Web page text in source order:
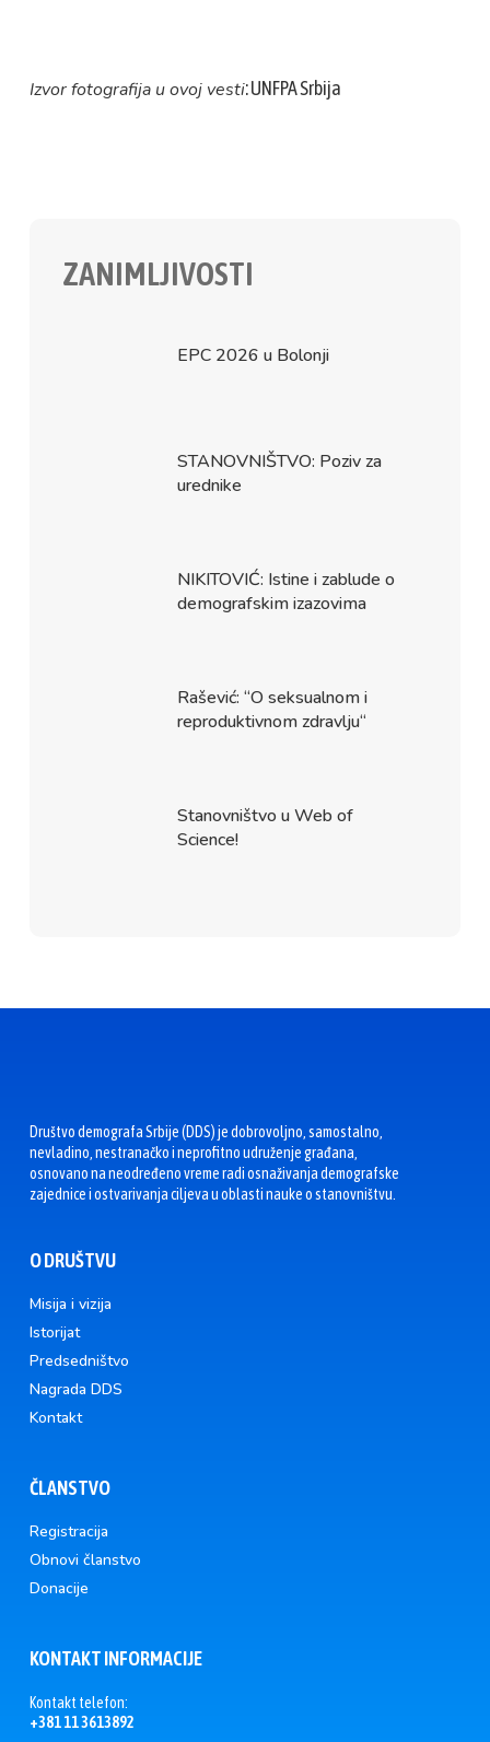
Izvor fotografija u ovoj vesti: UNFPA Srbija
ZANIMLJIVOSTI
EPC 2026 u Bolonji
STANOVNIŠTVO: Poziv za
urednike
NIKITOVIĆ: Istine i zablude o
demografskim izazovima
Rašević: “O seksualnom i
reproduktivnom zdravlju“
Stanovništvo u Web of
Science!
Društvo demografa Srbije (DDS) je dobrovoljno, samostalno,
nevladino, nestranačko i neprofitno udruženje građana,
osnovano na neodređeno vreme radi osnaživanja demografske
zajednice i ostvarivanja ciljeva u oblasti nauke o stanovništvu.
O DRUŠTVU
Misija i vizija
Istorijat
Predsedništvo
Nagrada DDS
Kontakt
ČLANSTVO
Registracija
Obnovi članstvo
Donacije
KONTAKT INFORMACIJE
Kontakt telefon:
+381 11 3613892